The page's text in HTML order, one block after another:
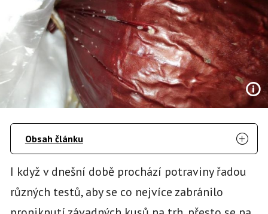
Obsah článku
I když v dnešní době prochází potraviny řadou
různých testů, aby se co nejvíce zabránilo